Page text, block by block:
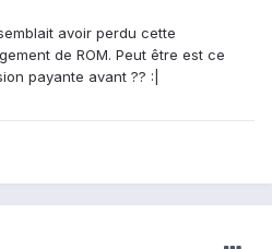
avoir perdu cette
de ROM. Peut être est ce
payante avant ?? :|